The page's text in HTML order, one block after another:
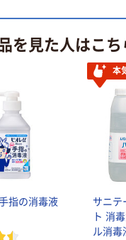
を見た人はこ
指の消毒液
本
サニテ
ト 消
ル消毒